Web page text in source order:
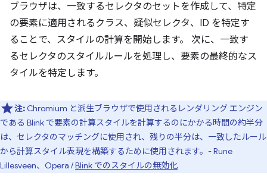
ブラウザは、一致するセレクタのセットを作成して、特定
の要素に適用されるクラス、疑似セレクタ、ID を特定す
ることで、スタイルの計算を開始します。 次に、一致す
るセレクタのスタイルルールを処理し、要素の最終的なス
タイルを特定します。
注: Chromium と派生ブラウザで使用されるレンダリング エンジン
である Blink で要素の計算スタイルを計算するのにかかる時間の約半分
は、セレクタのマッチングに使用され、残りの半分は、一致したルール
から計算スタイル表現を構築するために使用されます。- Rune
Lillesveen、Opera /Blink でのスタイルの無効化